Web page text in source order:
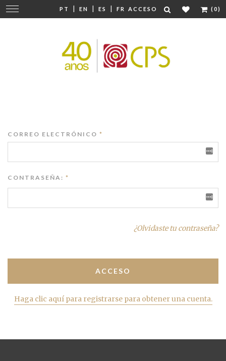
PT | EN | ES | FR ACCESO (0)
Cambiar
navegación
CORREO ELECTRÓNICO *
CONTRASEÑA: *
¿Olvidaste tu contraseña?
Haga clic aquí para registrarse para obtener una cuenta.